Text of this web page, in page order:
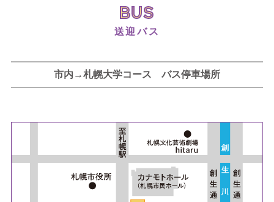
BUS
送迎バス
市内→札幌大学コース バス停車場所